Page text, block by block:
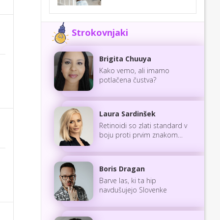
Strokovnjaki
Brigita Chuuya
Kako vemo, ali imamo
potlačena čustva?
Laura Sardinšek
Retinoidi so zlati standard v
boju proti prvim znakom
Boris Dragan
Barve las, ki ta hip
navdušujejo Slovenke